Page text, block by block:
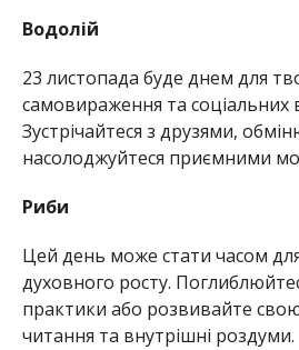
Водолій
23 листопада буде днем для
самовираження та соціальних
Зустрічайтеся з друзями,
насолоджуйтеся приємними
Риби
Цей день може стати часом
духовного росту.
практики або розвивайте
читання та внутрішні роздуми.